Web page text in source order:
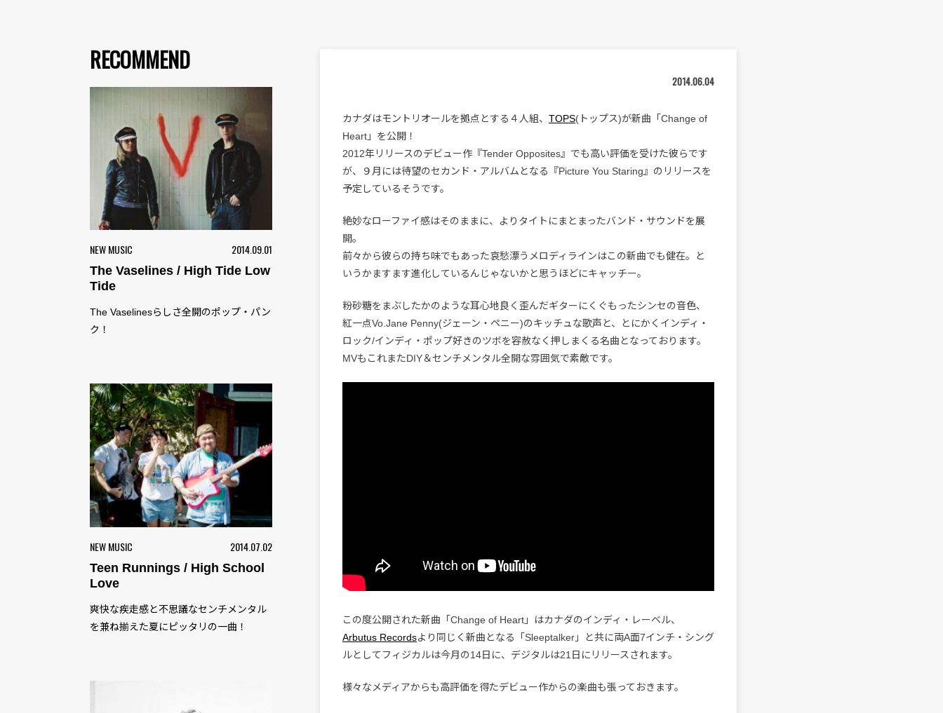
RECOMMEND
NEW MUSIC 2014.09.01
The Vaselines / High Tide Low
Tide
The Vaselinesらしさ全開のポップ・パン
ク！
NEW MUSIC 2014.07.02
Teen Runnings / High School
Love
爽快な疾走感と不思議なセンチメンタル
を兼ね揃えた夏にピッタリの一曲！
2014.06.04
カナダはモントリオールを拠点とする４人組、 TOPS(トップス)が新曲「Change of
Heart」を公開！
2012年リリースのデビュー作『Tender Opposites』でも高い評価を受けた彼らです
が、９月には待望のセカンド・アルバムとなる『Picture You Staring』のリリースを
予定しているそうです。
絶妙なローファイ感はそのままに、よりタイトにまとまったバンド・サウンドを展
開。
前々から彼らの持ち味でもあった哀愁漂うメロディラインはこの新曲でも健在。と
いうかますます進化しているんじゃないかと思うほどにキャッチー。
粉砂糖をまぶしたかのような耳心地良く歪んだギターにくぐもったシンセの音色、
紅一点Vo.Jane Penny(ジェーン・ペニー)のキッチュな歌声と、とにかくインディ・
ロック/インディ・ポップ好きのツボを容赦なく押しまくる名曲となっております。
MVもこれまたDIY＆センチメンタル全開な雰囲気で素敵です。
この度公開された新曲「Change of Heart」はカナダのインディ・レーベル、
Arbutus Recordsより同じく新曲となる「Sleeptalker」と共に両A面7インチ・シング
ルとしてフィジカルは今月の14日に、デジタルは21日にリリースされます。
様々なメディアからも高評価を得たデビュー作からの楽曲も張っておきます。